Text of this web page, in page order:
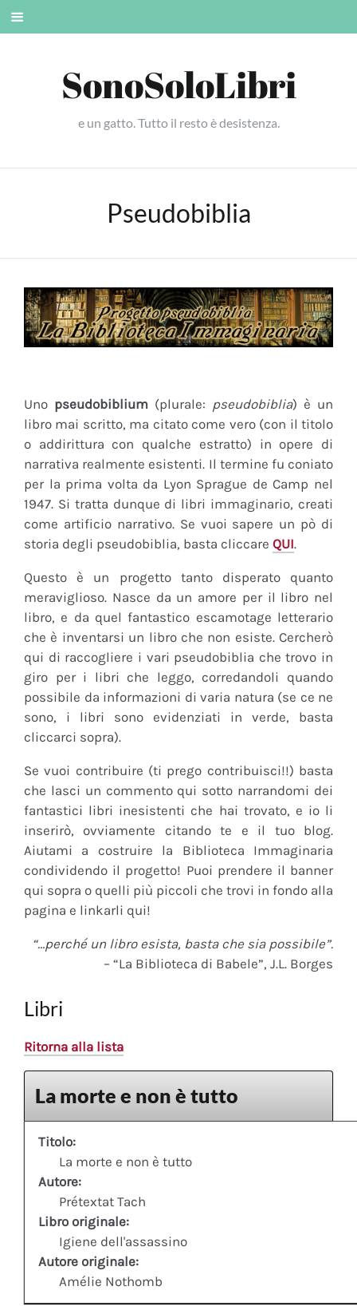
Skip
SonoSoloLibri
e un gatto. Tutto il resto è desistenza.
Pseudobiblia
Uno pseudobiblium (plurale: pseudobiblia) è un
libro mai scritto, ma citato come vero (con il titolo
o addirittura con qualche estratto) in opere di
narrativa realmente esistenti. Il termine fu coniato
per la prima volta da Lyon Sprague de Camp nel
1947. Si tratta dunque di libri immaginario, creati
come artificio narrativo. Se vuoi sapere un pò di
storia degli pseudobiblia, basta cliccare QUI.
Questo è un progetto tanto disperato quanto
meraviglioso. Nasce da un amore per il libro nel
libro, e da quel fantastico escamotage letterario
che è inventarsi un libro che non esiste. Cercherò
qui di raccogliere i vari pseudobiblia che trovo in
giro per i libri che leggo, corredandoli quando
possibile da informazioni di varia natura (se ce ne
sono, i libri sono evidenziati in verde, basta
cliccarci sopra).
Se vuoi contribuire (ti prego contribuisci!!) basta
che lasci un commento qui sotto narrandomi dei
fantastici libri inesistenti che hai trovato, e io li
inserirò, ovviamente citando te e il tuo blog.
Aiutami a costruire la Biblioteca Immaginaria
condividendo il progetto! Puoi prendere il banner
qui sopra o quelli più piccoli che trovi in fondo alla
pagina e linkarli qui!
“…perché un libro esista, basta che sia possibile”.
– “La Biblioteca di Babele”, J.L. Borges
Libri
Ritorna alla lista
La morte e non è tutto
Titolo:
La morte e non è tutto
Autore:
Prétextat Tach
Libro originale:
Igiene dell'assassino
Autore originale:
Amélie Nothomb